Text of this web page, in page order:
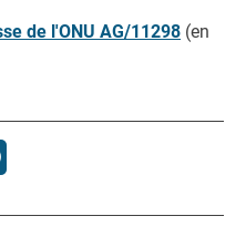
de l'ONU AG/11298 (en